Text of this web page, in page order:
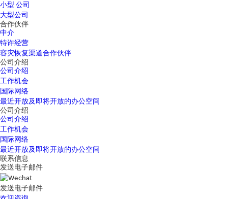
小型 公司
大型公司
合作伙伴
中介
特许经营
容灾恢复渠道合作伙伴
公司介绍
公司介绍
工作机会
国际网络
最近开放及即将开放的办公空间
公司介绍
公司介绍
工作机会
国际网络
最近开放及即将开放的办公空间
联系信息
发送电子邮件
发送电子邮件